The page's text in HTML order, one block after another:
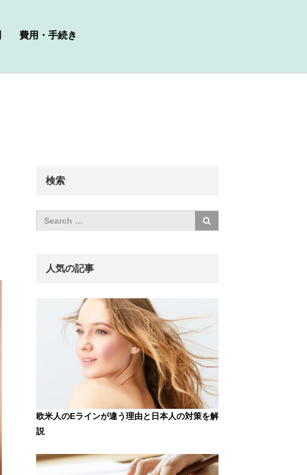
費用・手続き
検索
人気の記事
欧米人のEラインが違う理由と日本人の対策を解
説